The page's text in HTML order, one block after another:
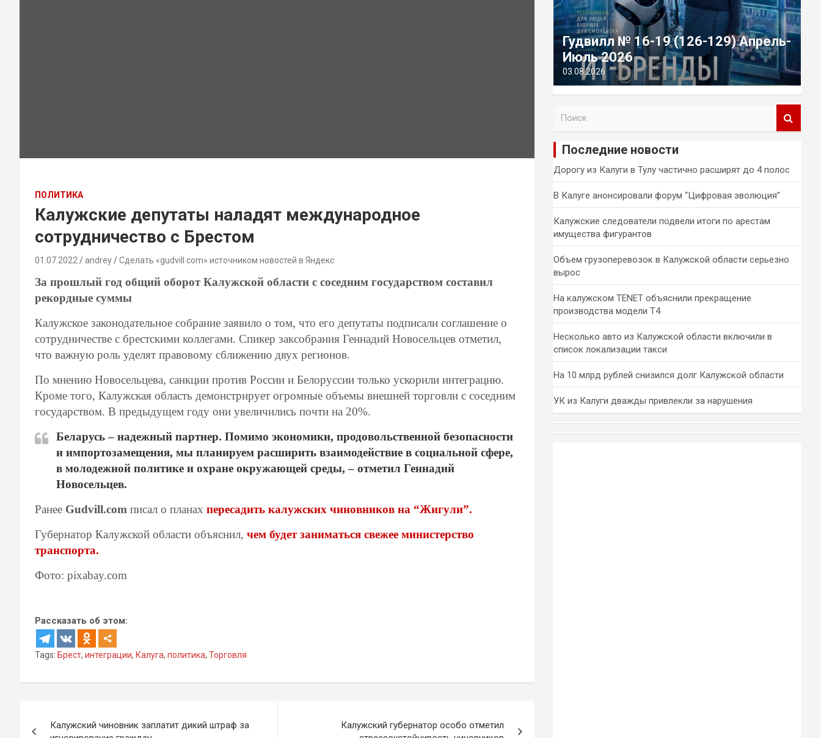
ПОЛИТИКА
Калужские депутаты наладят международное
сотрудничество с Брестом
01.07.2022 andrey Сделать «gudvill.com» источником новостей в Яндекс
За прошлый год общий оборот Калужской области с соседним государством составил
рекордные суммы
Калужское законодательное собрание заявило о том, что его депутаты подписали соглашение о
сотрудничестве с брестскими коллегами. Спикер заксобрания Геннадий Новосельцев отметил,
что важную роль уделят правовому сближению двух регионов.
По мнению Новосельцева, санкции против России и Белоруссии только ускорили интеграцию.
Кроме того, Калужская область демонстрирует огромные объемы внешней торговли с соседним
государством. В предыдущем году они увеличились почти на 20%.
Беларусь – надежный партнер. Помимо экономики, продовольственной безопасности
и импортозамещения, мы планируем расширить взаимодействие в социальной сфере,
в молодежной политике и охране окружающей среды, – отметил Геннадий
Новосельцев.
Ранее Gudvill.com писал о планах пересадить калужских чиновников на “Жигули”.
Губернатор Калужской области объяснил, чем будет заниматься свежее министерство
транспорта.
Фото: pixabay.com
Рассказать об этом:
Tags: Брест, интеграции, Калуга, политика, Торговля
Калужский чиновник заплатит дикий штраф за
Калужский губернатор особо отметил
Гудвилл № 16-19 (126-129) Апрель-
Июль 2026
03.08.2026
и
Последние новости
Дорогу из Калуги в Тулу частично расширят до 4 полос
В Калуге анонсировали форум “Цифровая эволюция”
Калужские следователи подвели итоги по арестам
имущества фигурантов
Объем грузоперевозок в Калужской области серьезно
вырос
На калужском TENET объяснили прекращение
производства модели T4
Несколько авто из Калужской области включили в
список локализации такси
На 10 млрд рублей снизился долг Калужской области
УК из Калуги дважды привлекли за нарушения